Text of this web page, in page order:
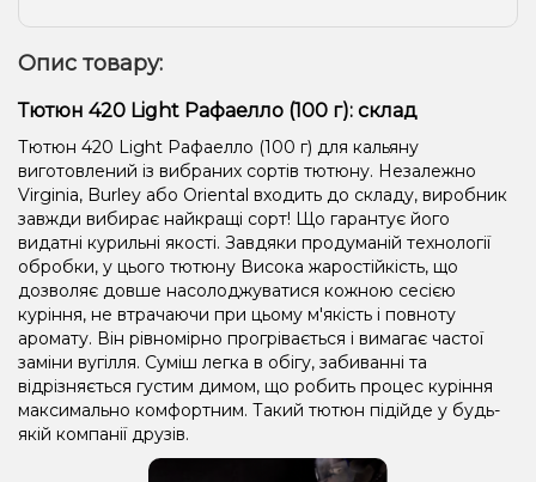
Опис товару:
Тютюн 420 Light Рафаелло (100 г): склад
Тютюн 420 Light Рафаелло (100 г) для кальяну
виготовлений із вибраних сортів тютюну. Незалежно
Virginia, Burley або Oriental входить до складу, виробник
завжди вибирає найкращі сорт! Що гарантує його
видатні курильні якості. Завдяки продуманій технології
обробки, у цього тютюну Висока жаростійкість, що
дозволяє довше насолоджуватися кожною сесією
куріння, не втрачаючи при цьому м'якість і повноту
аромату. Він рівномірно прогрівається і вимагає частої
заміни вугілля. Суміш легка в обігу, забиванні та
відрізняється густим димом, що робить процес куріння
максимально комфортним. Такий тютюн підійде у будь-
якій компанії друзів.